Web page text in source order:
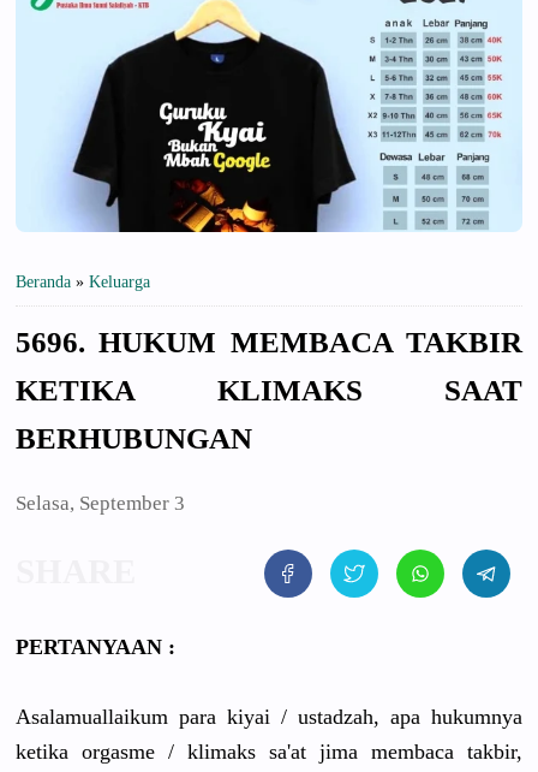
Beranda » Keluarga
5696. HUKUM MEMBACA TAKBIR
KETIKA KLIMAKS SAAT
BERHUBUNGAN
Selasa, September 3
PERTANYAAN :
Asalamuallaikum para kiyai / ustadzah, apa hukumnya
ketika orgasme / klimaks sa'at jima membaca takbir,